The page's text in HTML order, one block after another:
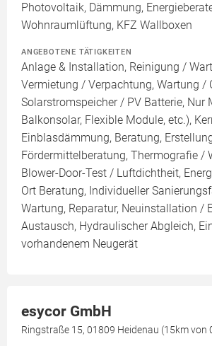
Photovoltaik, Dämmung,
Wohnraumlüftung, KFZ Wallboxen
ANGEBOTENE TÄTIGKEITEN
Anlage & Installation, Reinigung /
Vermietung / Verpachtung, Wartung /
Solarstromspeicher / PV Batterie, Nur
Balkonsolar, Flexible Module, etc.),
Einblasdämmung, Beratung,
Fördermittelberatung, Thermografie /
Blower-Door-Test / Luftdichtheit,
Ort Beratung, Individueller
Wartung, Reparatur, Neuinstallation /
Austausch, Hydraulischer Abgleich,
vorhandenem Neugerät
esycor GmbH
Ringstraße 15, 01809 Heidenau (15km von